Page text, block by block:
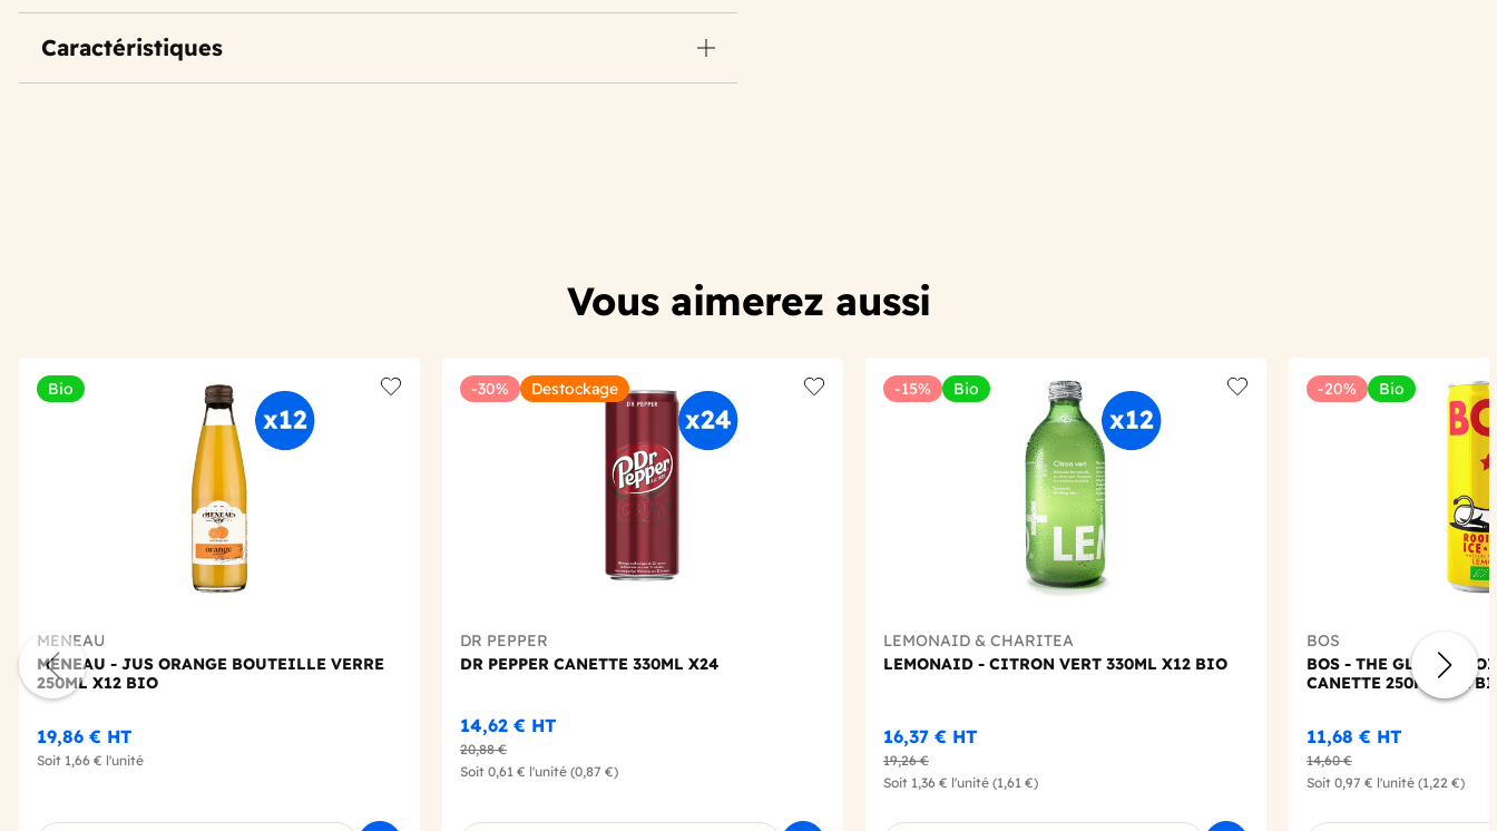
Caractéristiques
Vous aimerez aussi
Bio
Add to wishlist
MENEAU
MENEAU - JUS ORANGE BOUTEILLE VERRE
250ML X12 BIO
19,86 € HT
Soit 1,66 € l'unité
-30% Destockage
Add to wishlist
DR PEPPER
DR PEPPER CANETTE 330ML X24
14,62 € HT
20,88 €
Soit 0,61 € l'unité (0,87 €)
-15% Bio
Add to wishlist
LEMONAID & CHARITEA
LEMONAID - CITRON VERT 330ML X12 BIO
16,37 € HT
19,26 €
Soit 1,36 € l'unité (1,61 €)
-20% Bio
BOS
BOS - THE GLACE
CANETTE 250ML X12
11,68 € HT
14,60 €
Soit 0,97 € l'unité (1,22 €)